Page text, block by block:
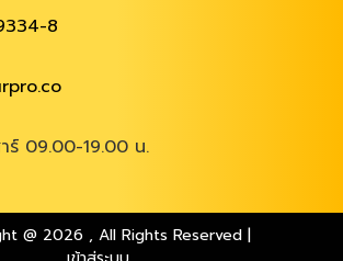
8
ร์ 09.00-19.00 น.
@ 2026 , All Rights Reserved|